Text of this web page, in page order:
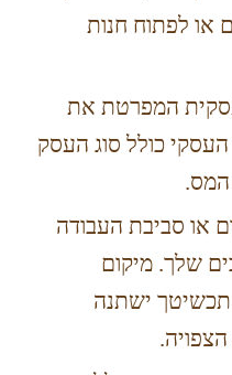
או לפתוח חנות
עסקית המפרטת את
העסקי כולל סוג העסק
המס.
או סביבת העבודה
שלך. מיקום
ישתנה